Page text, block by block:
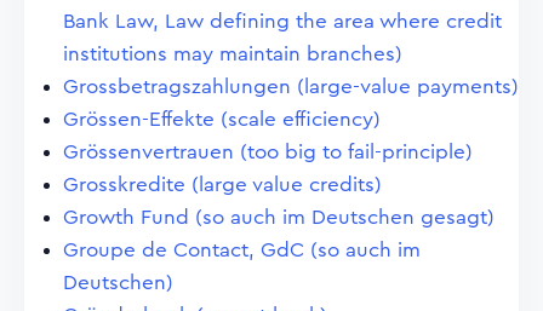
Bank Law, Law defining the area where credit
institutions may maintain branches)
Grossbetragszahlungen (large-value payments)
Grössen-Effekte (scale efficiency)
Grössenvertrauen (too big to fail-principle)
Grosskredite (large value credits)
Growth Fund (so auch im Deutschen gesagt)
Groupe de Contact, GdC (so auch im
Deutschen)